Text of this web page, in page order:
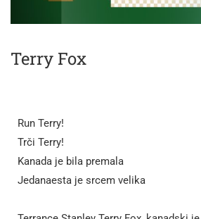
Terry Fox
Run Terry!
Trči Terry!
Kanada je bila premala
Jedanaesta je srcem velika